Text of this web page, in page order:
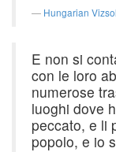
Hungarian
E non si
con le loro
numerose
luoghi dove
peccato, e li
popolo, e io